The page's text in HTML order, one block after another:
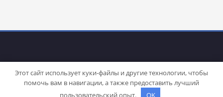
WordPress | Theme: Stacyby SpiceThemes
Этот сайт использует куки-файлы и другие технологии, чтобы
помочь вам в навигации, а также предоставить лучший
пользовательский опыт.
OK